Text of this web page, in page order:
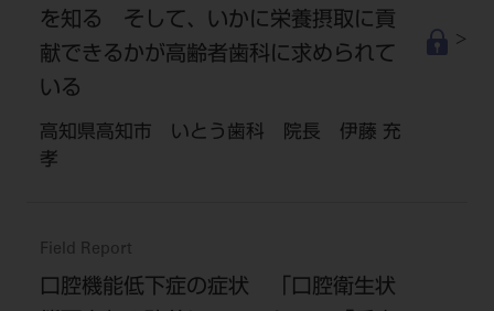
を知る そして、いかに栄養摂取に貢
献できるかが高齢者歯科に求められて
いる
高知県高知市 いとう歯科 院長 伊藤 充
孝
Field Report
口腔機能低下症の症状 「口腔衛生状